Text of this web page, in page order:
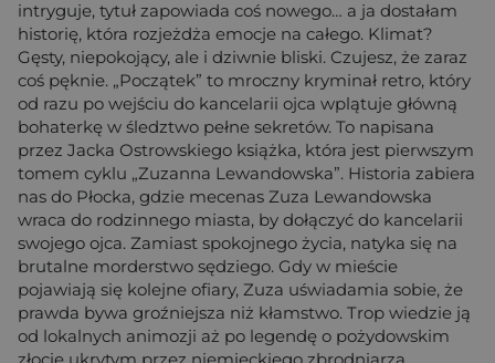
intryguje, tytuł zapowiada coś nowego… a ja dostałam
historię, która rozjeżdża emocje na całego. Klimat?
Gęsty, niepokojący, ale i dziwnie bliski. Czujesz, że zaraz
coś pęknie. „Początek” to mroczny kryminał retro, który
od razu po wejściu do kancelarii ojca wplątuje główną
bohaterkę w śledztwo pełne sekretów. To napisana
przez Jacka Ostrowskiego książka, która jest pierwszym
tomem cyklu „Zuzanna Lewandowska”. Historia zabiera
nas do Płocka, gdzie mecenas Zuza Lewandowska
wraca do rodzinnego miasta, by dołączyć do kancelarii
swojego ojca. Zamiast spokojnego życia, natyka się na
brutalne morderstwo sędziego. Gdy w mieście
pojawiają się kolejne ofiary, Zuza uświadamia sobie, że
prawda bywa groźniejsza niż kłamstwo. Trop wiedzie ją
od lokalnych animozji aż po legendę o pożydowskim